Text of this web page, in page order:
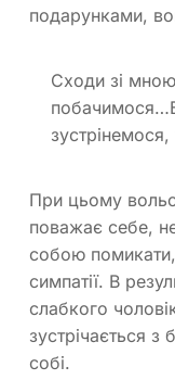
подарунками,
Сходи зі
При цьому
поважає себе,
собою помикати,
симпатії. В
слабкого
зустрічається
собі.